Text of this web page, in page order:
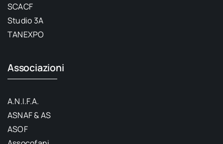
SCACF
Studio 3A
TANEXPO
Associazioni
A.N.I.F.A.
ASNAF & AS
ASOF